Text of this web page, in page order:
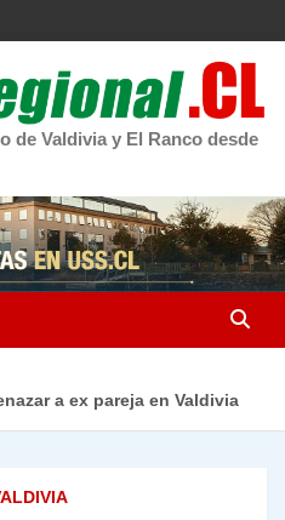
de Valdivia y El Ranco desde
a ex pareja en Valdivia